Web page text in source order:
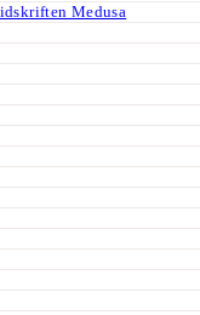
Medusa